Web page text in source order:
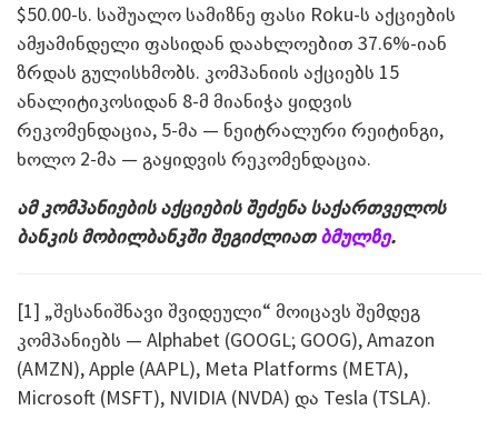
$50.00-ს. საშუალო სამიზნე ფასი Roku-ს აქციების
ამჟამინდელი ფასიდან დაახლოებით 37.6%-იან
ზრდას გულისხმობს. კომპანიის აქციებს 15
ანალიტიკოსიდან 8-მ მიანიჭა ყიდვის
რეკომენდაცია, 5-მა — ნეიტრალური რეიტინგი,
ხოლო 2-მა — გაყიდვის რეკომენდაცია.
ამ კომპანიების აქციების შეძენა საქართველოს
ბანკის მობილბანკში შეგიძლიათბმულზე.
[1] „შესანიშნავი შვიდეული“ მოიცავს შემდეგ
კომპანიებს — Alphabet (GOOGL; GOOG), Amazon
(AMZN), Apple (AAPL), Meta Platforms (META),
Microsoft (MSFT), NVIDIA (NVDA) და Tesla (TSLA).